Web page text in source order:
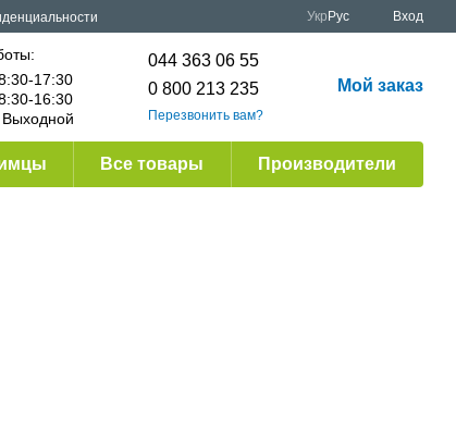
Укр Рус Вход
17:30
16:30
044 363 06 55
0 800 213 235
Перезвонить вам?
Мой заказ
Все товары Производители